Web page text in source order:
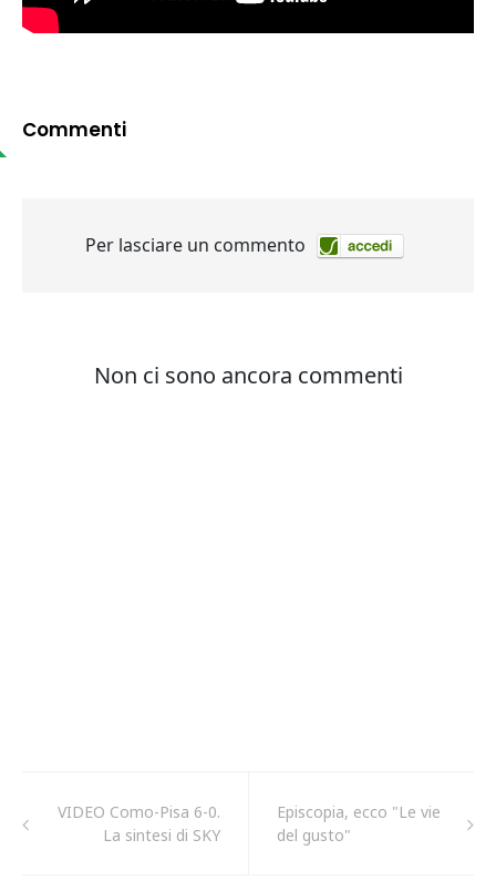
Commenti
VIDEO Como-Pisa 6-0.
La sintesi di SKY
Episcopia, ecco "Le vie
del gusto"